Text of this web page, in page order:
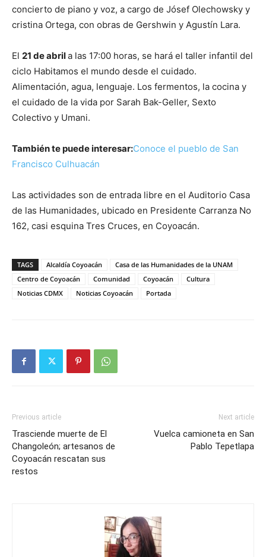
concierto de piano y voz, a cargo de Jósef Olechowsky y
cristina Ortega, con obras de Gershwin y Agustín Lara.
El 21 de abrila las 17:00 horas, se hará el taller infantil del
ciclo Habitamos el mundo desde el cuidado.
Alimentación, agua, lenguaje. Los fermentos, la cocina y
el cuidado de la vida por Sarah Bak-Geller, Sexto
Colectivo y Umani.
También te puede interesar:Conoce el pueblo de San
Francisco Culhuacán
Las actividades son de entrada libre en el Auditorio Casa
de las Humanidades, ubicado en Presidente Carranza No
162, casi esquina Tres Cruces, en Coyoacán.
TAGS Alcaldía Coyoacán
Casa de las Humanidades de la UNAM
Centro de Coyoacán
Comunidad Coyoacán
Cultura
Noticias CDMX
Noticias Coyoacán Portada
Previous article
Trasciende muerte de El
Changoleón; artesanos de
Coyoacán rescatan sus
restos
Next article
Vuelca camioneta en San
Pablo Tepetlapa